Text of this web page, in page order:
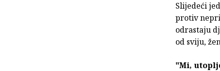
Slijedeći
protiv
odrastaju
od sviju,
"Mi,